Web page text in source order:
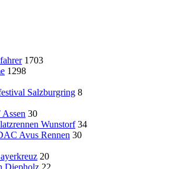
1703
1298
Salzburgring 8
30
Wunstorf 34
Avus Rennen 30
20